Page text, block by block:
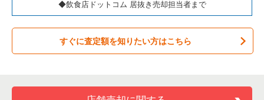
◆飲食店ドットコム 居抜き売却担当者まで
すぐに査定額を知りたい方はこちら